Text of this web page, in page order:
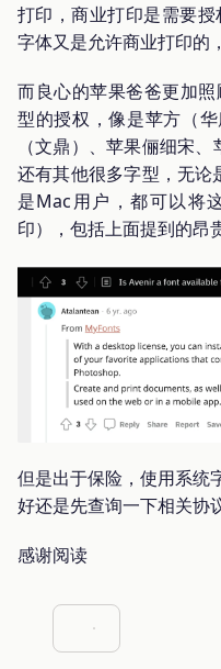
打印，商业打印是需要
字体又是允许商业打印的
而良心的苹果爸爸更加
型的授权，像是苹方（
（文鼎）、苹果俪细宋
还有其他很多字型，无
是Mac用户，都可以将
印），包括上面提到的昂
但是出于保险，使用系统
好还是先查询一下相关协议
感谢阅读